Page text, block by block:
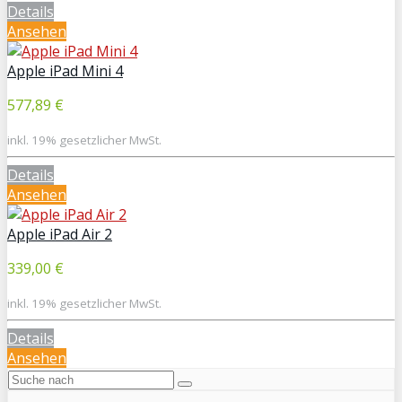
Details
Ansehen
Apple iPad Mini 4
577,89 €
inkl. 19% gesetzlicher MwSt.
Details
Ansehen
Apple iPad Air 2
339,00 €
inkl. 19% gesetzlicher MwSt.
Details
Ansehen